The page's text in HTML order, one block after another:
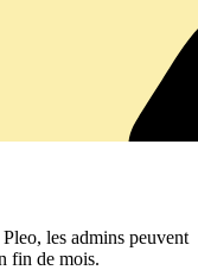
les admins peuvent
fin de mois.